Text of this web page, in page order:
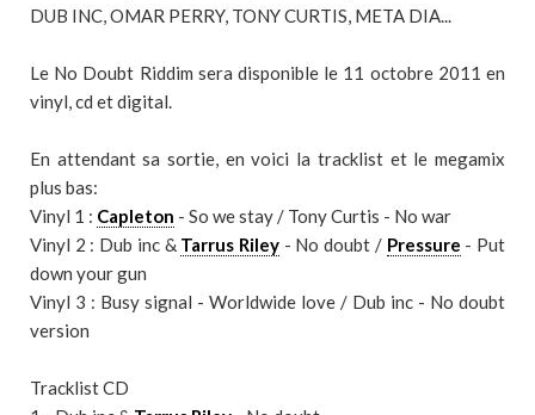
DUB INC, OMAR PERRY, TONY CURTIS, META DIA...
Le No Doubt Riddim sera disponible le 11 octobre 2011 en
vinyl, cd et digital.
En attendant sa sortie, en voici la tracklist et le megamix
plus bas:
Vinyl 1 : Capleton - So we stay / Tony Curtis - No war
Vinyl 2 : Dub inc & Tarrus Riley - No doubt / Pressure - Put
down your gun
Vinyl 3 : Busy signal - Worldwide love / Dub inc - No doubt
version
Tracklist CD